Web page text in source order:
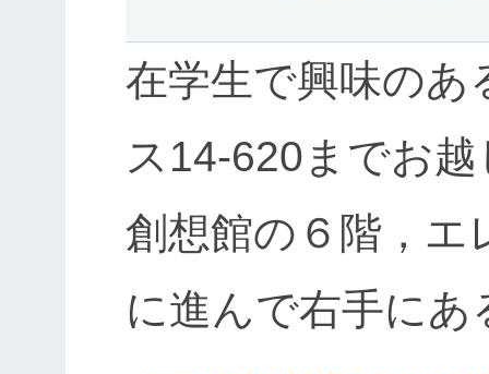
在学生で興味のあ
ス14-620までお
創想館の６階，エ
に進んで右手に